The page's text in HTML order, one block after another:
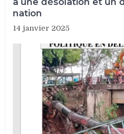
nation
14 janvier 2025